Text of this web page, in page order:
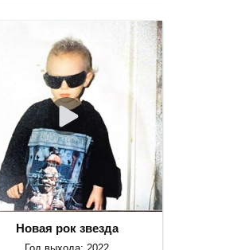
Новая рок звезда